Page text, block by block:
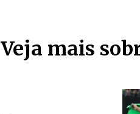
Veja mais